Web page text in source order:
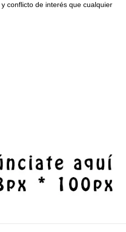
conflicto de interés que cualquier